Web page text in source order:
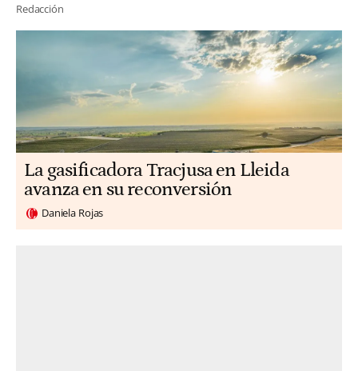
Redacción
La gasificadora Tracjusa en Lleida
avanza en su reconversión
Daniela Rojas